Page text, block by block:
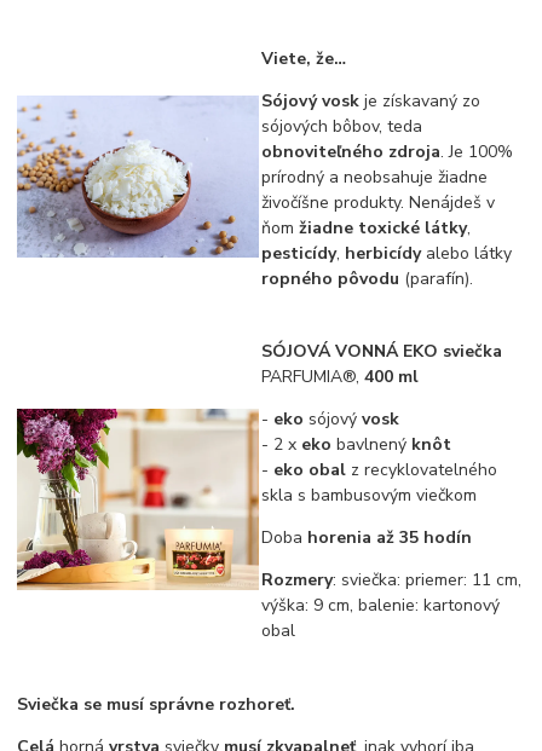
Viete, že…
Sójový vosk je získavaný zo
sójových bôbov, teda
obnoviteľného zdroja. Je 100%
prírodný a neobsahuje žiadne
živočíšne produkty. Nenájdeš v
ňomžiadne toxické látky,
pesticídy, herbicídyalebo látky
ropného pôvodu (parafín).
SÓJOVÁ VONNÁ EKO sviečka
PARFUMIA®,400 ml
- eko sójovývosk
- 2 x eko bavlnený knôt
- eko obal z recyklovatelného
skla s bambusovým viečkom
Doba horenia až 35 hodín
Rozmery: sviečka: priemer: 11 cm,
výška: 9 cm, balenie: kartonový
obal
Sviečka se musí správne rozhoreť.